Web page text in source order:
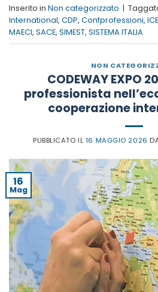
Inserito in Non categorizzato
International, CDP, Confprofessioni, ICE
MAECI, SACE, SIMEST, SISTEMA ITALIA
NON
CODEWAY EXPO
professionista
cooperazione
PUBBLICATO IL 16 MAGGIO 2026
16
Mag